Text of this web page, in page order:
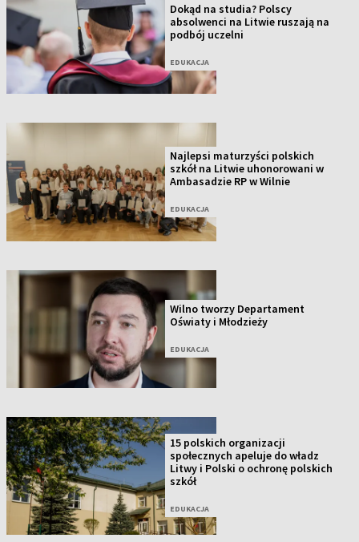
Dokąd na studia? Polscy
absolwenci na Litwie ruszają na
podbój uczelni
EDUKACJA
Najlepsi maturzyści polskich
szkół na Litwie uhonorowani w
Ambasadzie RP w Wilnie
EDUKACJA
Wilno tworzy Departament
Oświaty i Młodzieży
EDUKACJA
15 polskich organizacji
społecznych apeluje do władz
Litwy i Polski o ochronę polskich
szkół
EDUKACJA